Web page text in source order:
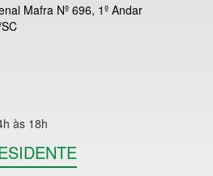
Mafra Nº 696, 1º Andar
às 18h